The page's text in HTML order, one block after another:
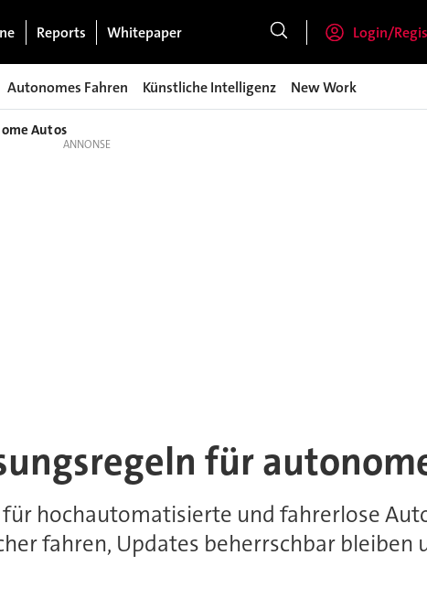
Reports Whitepaper Login/
Autonomes Fahren Künstliche Intelligenz New Work
Autos
für
hochautomatisierte und fahrerlose
fahren, Updates beherrschbar bleiben